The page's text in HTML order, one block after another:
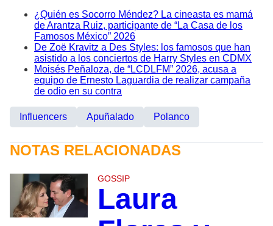
¿Quién es Socorro Méndez? La cineasta es mamá
de Arantza Ruiz, participante de “La Casa de los
Famosos México” 2026
De Zoë Kravitz a Des Styles: los famosos que han
asistido a los conciertos de Harry Styles en CDMX
Moisés Peñaloza, de “LCDLFM” 2026, acusa a
equipo de Ernesto Laguardia de realizar campaña
de odio en su contra
Influencers Apuñalado Polanco
NOTAS RELACIONADAS
GOSSIP
Laura